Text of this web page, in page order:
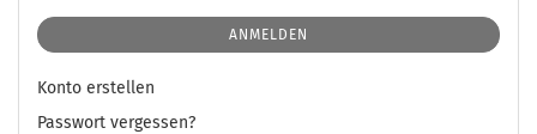
ANMELDEN
Konto erstellen
Passwort vergessen?